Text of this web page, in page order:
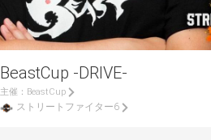
BeastCup -DRIVE-
主催： BeastCup
ストリートファイター6